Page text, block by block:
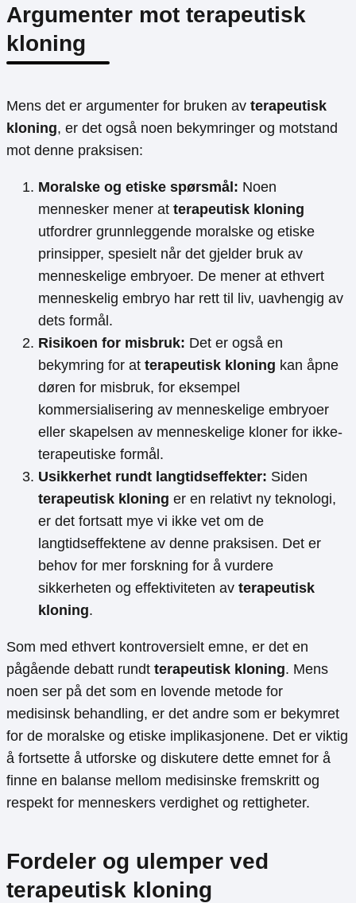
Argumenter mot terapeutisk
kloning
Mens det er argumenter for bruken av terapeutisk
kloning, er det også noen bekymringer og motstand
mot denne praksisen:
Moralske og etiske spørsmål: Noen
mennesker mener at terapeutisk kloning
utfordrer grunnleggende moralske og etiske
prinsipper, spesielt når det gjelder bruk av
menneskelige embryoer. De mener at ethvert
menneskelig embryo har rett til liv, uavhengig av
dets formål.
Risikoen for misbruk: Det er også en
bekymring for at terapeutisk kloning kan åpne
døren for misbruk, for eksempel
kommersialisering av menneskelige embryoer
eller skapelsen av menneskelige kloner for ikke-
terapeutiske formål.
Usikkerhet rundt langtidseffekter: Siden
terapeutisk kloning er en relativt ny teknologi,
er det fortsatt mye vi ikke vet om de
langtidseffektene av denne praksisen. Det er
behov for mer forskning for å vurdere
sikkerheten og effektiviteten av terapeutisk
kloning.
Som med ethvert kontroversielt emne, er det en
pågående debatt rundt terapeutisk kloning. Mens
noen ser på det som en lovende metode for
medisinsk behandling, er det andre som er bekymret
for de moralske og etiske implikasjonene. Det er viktig
å fortsette å utforske og diskutere dette emnet for å
finne en balanse mellom medisinske fremskritt og
respekt for menneskers verdighet og rettigheter.
Fordeler og ulemper ved
terapeutisk kloning